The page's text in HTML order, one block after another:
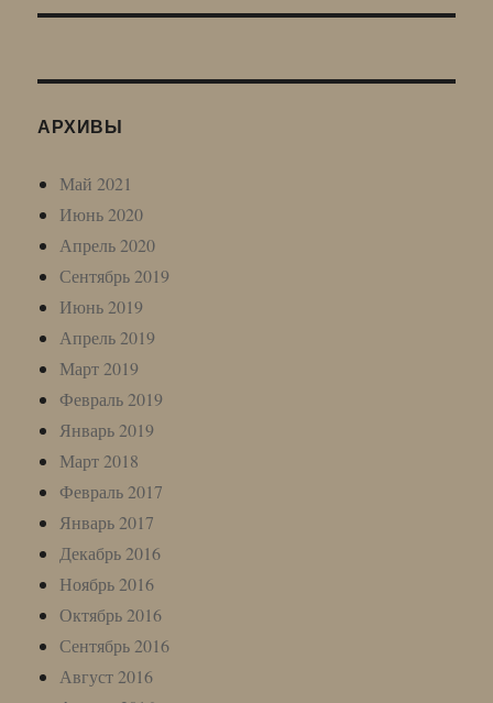
АРХИВЫ
Май 2021
Июнь 2020
Апрель 2020
Сентябрь 2019
Июнь 2019
Апрель 2019
Март 2019
Февраль 2019
Январь 2019
Март 2018
Февраль 2017
Январь 2017
Декабрь 2016
Ноябрь 2016
Октябрь 2016
Сентябрь 2016
Август 2016